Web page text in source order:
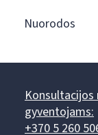
Nuorodos
Konsultacijos
gyventojams:
+370 5 260